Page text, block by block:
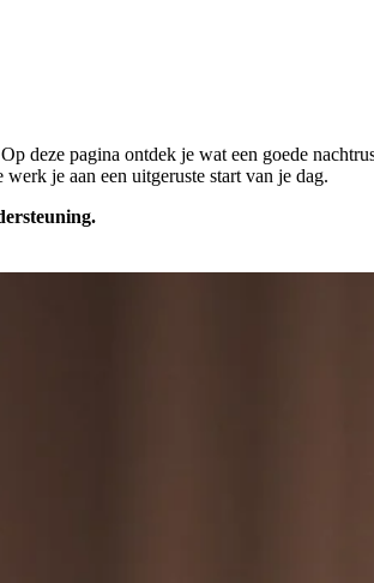
deze pagina ontdek je wat een goede
je aan een uitgeruste start van je dag.